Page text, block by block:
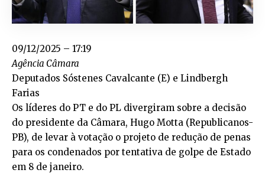
09/12/2025 – 17:19
Agência Câmara
Deputados Sóstenes Cavalcante (E) e Lindbergh
Farias
Os líderes do PT e do PL divergiram sobre a decisão
do presidente da Câmara, Hugo Motta (Republicanos-
PB), de levar à votação o projeto de redução de penas
para os condenados por tentativa de golpe de Estado
em 8 de janeiro.